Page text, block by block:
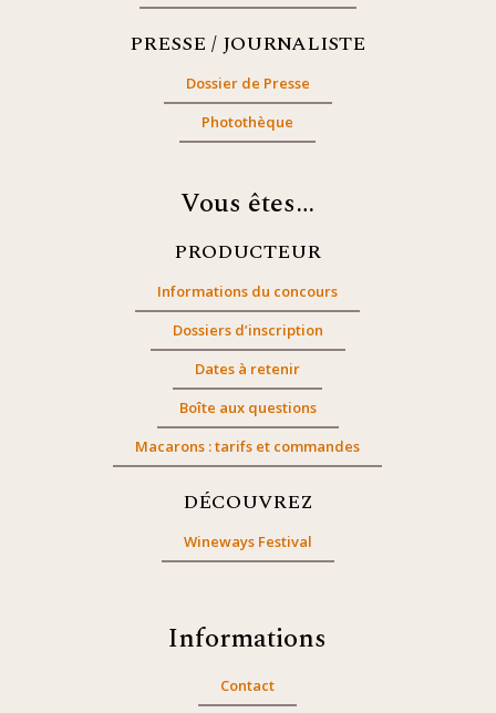
PRESSE / JOURNALISTE
Dossier de Presse
Photothèque
Vous êtes…
PRODUCTEUR
Informations du concours
Dossiers d’inscription
Dates à retenir
Boîte aux questions
Macarons : tarifs et commandes
DÉCOUVREZ
Wineways Festival
Informations
Contact